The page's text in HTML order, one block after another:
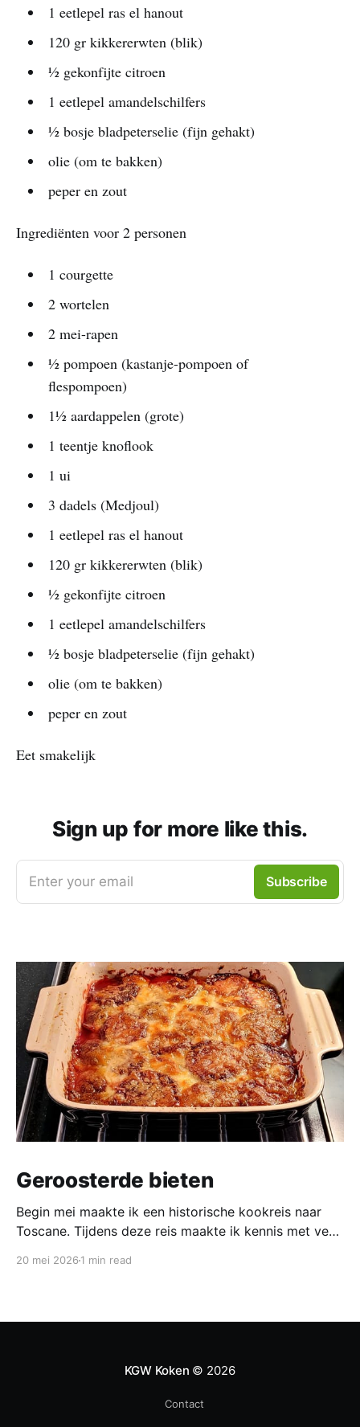
1 eetlepel ras el hanout
120 gr kikkererwten (blik)
½ gekonfijte citroen
1 eetlepel amandelschilfers
½ bosje bladpeterselie (fijn gehakt)
olie (om te bakken)
peper en zout
Ingrediënten voor 2 personen
1 courgette
2 wortelen
2 mei-rapen
½ pompoen (kastanje-pompoen of
flespompoen)
1½ aardappelen (grote)
1 teentje knoflook
1 ui
3 dadels (Medjoul)
1 eetlepel ras el hanout
120 gr kikkererwten (blik)
½ gekonfijte citroen
1 eetlepel amandelschilfers
½ bosje bladpeterselie (fijn gehakt)
olie (om te bakken)
peper en zout
Eet smakelijk
Sign up for more like this.
Enter your email Subscribe
Geroosterde bieten
Begin mei maakte ik een historische kookreis naar
Toscane. Tijdens deze reis maakte ik kennis met veel
20 mei 2026 1 min read
KGW Koken © 2026
Contact